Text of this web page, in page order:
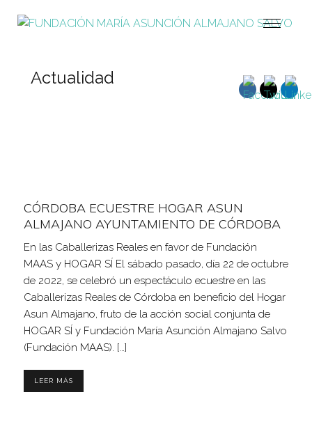
Actualidad
CÓRDOBA ECUESTRE HOGAR ASUN
ALMAJANO AYUNTAMIENTO DE CÓRDOBA
En las Caballerizas Reales en favor de Fundación
MAAS y HOGAR SÍ El sábado pasado, día 22 de octubre
de 2022, se celebró un espectáculo ecuestre en las
Caballerizas Reales de Córdoba en beneficio del Hogar
Asun Almajano, fruto de la acción social conjunta de
HOGAR SÍ y Fundación María Asunción Almajano Salvo
(Fundación MAAS). […]
LEER MÁS